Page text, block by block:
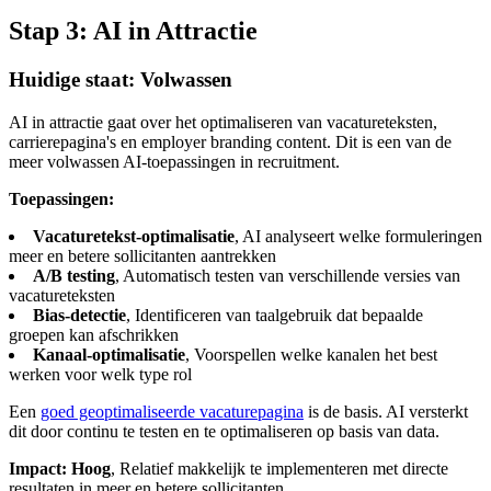
Stap 3: AI in Attractie
Huidige staat: Volwassen
AI in attractie gaat over het optimaliseren van vacatureteksten,
carrierepagina's en employer branding content. Dit is een van de
meer volwassen AI-toepassingen in recruitment.
Toepassingen:
Vacaturetekst-optimalisatie, AI analyseert welke formuleringen
meer en betere sollicitanten aantrekken
A/B testing, Automatisch testen van verschillende versies van
vacatureteksten
Bias-detectie, Identificeren van taalgebruik dat bepaalde
groepen kan afschrikken
Kanaal-optimalisatie, Voorspellen welke kanalen het best
werken voor welk type rol
Een goed geoptimaliseerde vacaturepagina is de basis. AI versterkt
dit door continu te testen en te optimaliseren op basis van data.
Impact: Hoog, Relatief makkelijk te implementeren met directe